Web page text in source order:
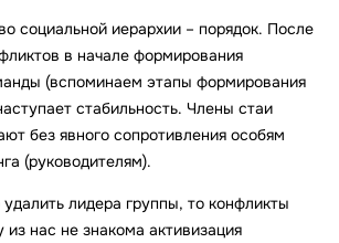
социальной иерархии – порядок. После
в начале формирования
(вспоминаем этапы формирования
стабильность. Члены стаи
без явного сопротивления особям
(руководителям).
лидера группы, то конфликты
из нас не знакома активизация